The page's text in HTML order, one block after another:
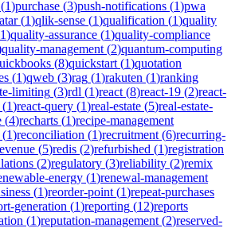
(1)purchase (3)push-notifications (1)pwa
(1)qlik-sense (1)qualification (1)quality
1)quality-assurance (1)quality-compliance
quality-management (2)quantum-computing
(8)quickstart (1)quotation
(1)qweb (3)rag (1)rakuten (1)ranking
limiting (3)rdl (1)react (8)react-19 (2)react-
(1)react-query (1)real-estate (5)real-estate-
(4)recharts (1)recipe-management
(1)reconciliation (1)recruitment (6)recurring-
(5)redis (2)refurbished (1)registration
(2)regulatory (3)reliability (2)remix
energy (1)renewal-management
(1)reorder-point (1)repeat-purchases
generation (1)reporting (12)reports
(1)reputation-management (2)reserved-